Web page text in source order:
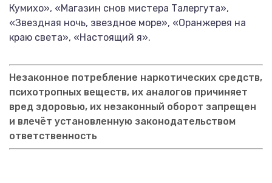
Кумихо», «Магазин снов мистера Талергута»,
«Звездная ночь, звездное море», «Оранжерея на
краю света», «Настоящий я».
Незаконное потребление наркотических средств,
психотропных веществ, их аналогов причиняет
вред здоровью, их незаконный оборот запрещен
и влечёт установленную законодательством
ответственность